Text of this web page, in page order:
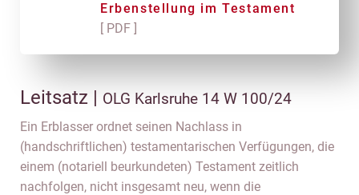
Erbenstellung im Testament
[ PDF ]
Leitsatz | OLG Karlsruhe 14 W 100/24
Ein Erblasser ordnet seinen Nachlass in
(handschriftlichen) testamentarischen Verfügungen, die
einem (notariell beurkundeten) Testament zeitlich
nachfolgen, nicht insgesamt neu, wenn die